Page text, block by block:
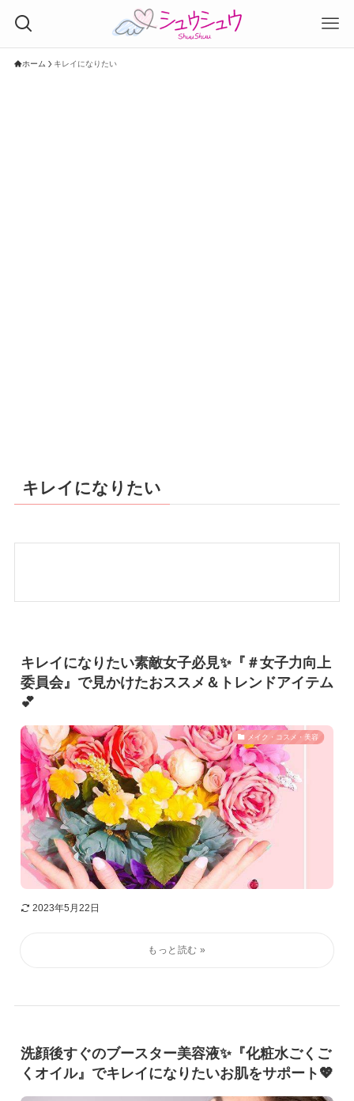
ホーム キレイになりたい
キレイになりたい
キレイになりたい素敵女子必見✨『＃女子力向上
委員会』で見かけたおススメ＆トレンドアイテム
💕
メイク・コスメ・美容
2023年5月22日
洗顔後すぐのブースター美容液✨『化粧水ごくご
くオイル』でキレイになりたいお肌をサポート💖